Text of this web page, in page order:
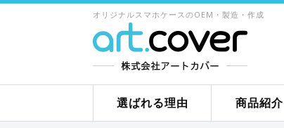
オリジナルスマホケースのOEM・製造・作成
選ばれる理由 商品紹介